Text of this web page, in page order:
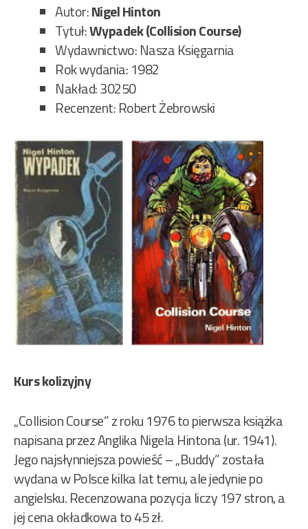
Autor:Nigel Hinton
Tytuł:Wypadek (Collision Course)
Wydawnictwo: Nasza Księgarnia
Rok wydania: 1982
Nakład: 30250
Recenzent: Robert Żebrowski
Kurs kolizyjny
„Collision Course” z roku 1976 to pierwsza książka
napisana przez Anglika Nigela Hintona (ur. 1941).
Jego najsłynniejsza powieść – „Buddy” została
wydana w Polsce kilka lat temu, ale jedynie po
angielsku. Recenzowana pozycja liczy 197 stron, a
jej cena okładkowa to 45 zł.